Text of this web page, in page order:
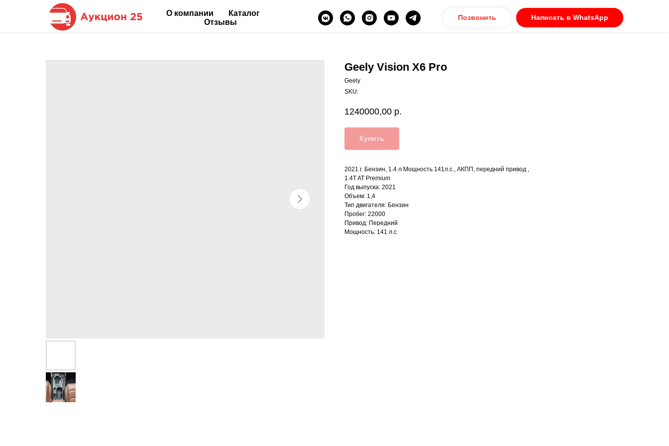
О компании
Каталог
Отзывы
Позвонить Написать в WhatsApp
Geely Vision X6 Pro
Geely
SKU:
1240000,00 р.
Купить
2021 г. Бензин, 1.4 л Мощность 141л.с., АКПП, передний привод ,
1.4T AT Premium
Год выпуска: 2021
Объем: 1,4
Тип двигателя: Бензин
Пробег: 22000
Привод: Передний
Мощность: 141 л.с